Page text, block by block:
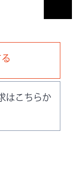
はこちらか